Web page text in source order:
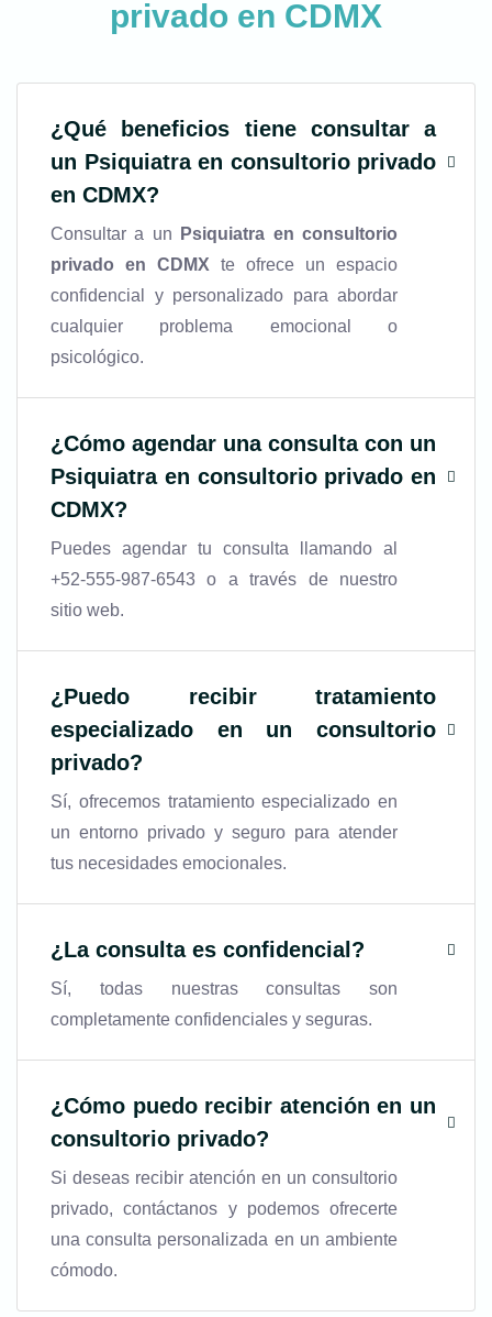
privado en CDMX
¿Qué beneficios tiene consultar a
un Psiquiatra en consultorio privado
en CDMX?
Consultar a un
Psiquiatra en consultorio
privado en CDMX te ofrece un espacio
confidencial y personalizado para abordar
cualquier problema emocional o
psicológico.
¿Cómo agendar una consulta con un
Psiquiatra en consultorio privado en
CDMX?
Puedes agendar tu consulta llamando al
+52-555-987-6543 o a través de nuestro
sitio web.
¿Puedo recibir tratamiento
especializado en un consultorio
privado?
Sí, ofrecemos tratamiento especializado en
un entorno privado y seguro para atender
tus necesidades emocionales.
¿La consulta es confidencial?
Sí, todas nuestras consultas son
completamente confidenciales y seguras.
¿Cómo puedo recibir atención en un
consultorio privado?
Si deseas recibir atención en un consultorio
privado, contáctanos y podemos ofrecerte
una consulta personalizada en un ambiente
cómodo.